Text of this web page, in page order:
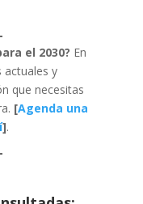
el 2030? En
actuales y
que necesitas
[Agenda una
].